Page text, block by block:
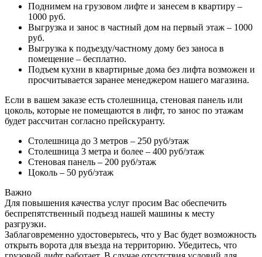
Поднимем на грузовом лифте и занесем в квартиру –
1000 руб.
Выгрузка и занос в частный дом на первый этаж – 1000
руб.
Выгрузка к подъезду/частному дому без заноса в
помещение – бесплатно.
Подъем кухни в квартирные дома без лифта возможен и
просчитывается заранее менеджером нашего магазина.
Если в вашем заказе есть столешница, стеновая панель или
цоколь, которые не помещаются в лифт, то занос по этажам
будет рассчитан согласно прейскуранту.
Столешница до 3 метров – 250 руб/этаж
Столешница 3 метра и более – 400 руб/этаж
Стеновая панель – 200 руб/этаж
Цоколь – 50 руб/этаж
Важно
Для повышения качества услуг просим Вас обеспечить
беспрепятственный подъезд нашей машины к месту
разгрузки.
Заблаговременно удостоверьтесь, что у Вас будет возможность
открыть ворота для въезда на территорию. Убедитесь, что